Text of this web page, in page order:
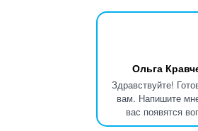
Ольга
Здравствуйте!
вам. Напишите
вас появятся